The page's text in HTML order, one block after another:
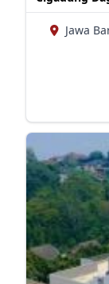
Jawa